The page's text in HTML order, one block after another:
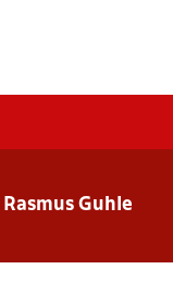
Rasmus Guhle